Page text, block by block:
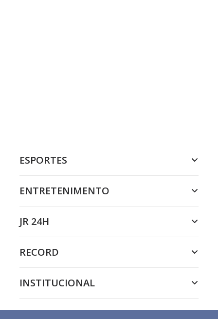
ESPORTES
ENTRETENIMENTO
JR 24H
RECORD
INSTITUCIONAL